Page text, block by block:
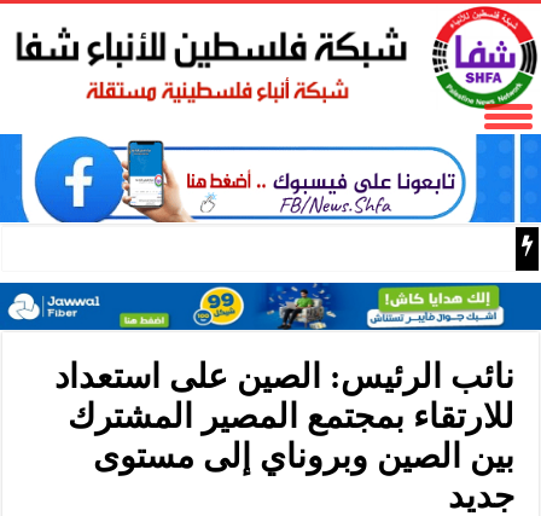
د. مجدلاني: النظام السياسي بحاجة لتجديد الشرعية عبر
نائب الرئيس: الصين على استعداد
للارتقاء بمجتمع المصير المشترك
بين الصين وبروناي إلى مستوى
جديد